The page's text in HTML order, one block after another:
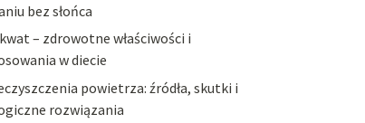
bez słońca
– zdrowotne właściwości i
w diecie
powietrza: źródła, skutki i
rozwiązania